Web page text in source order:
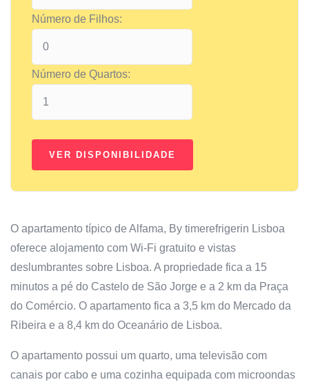
Número de Filhos:
Número de Quartos:
O apartamento típico de Alfama, By timerefrigerin Lisboa
oferece alojamento com Wi-Fi gratuito e vistas
deslumbrantes sobre Lisboa. A propriedade fica a 15
minutos a pé do Castelo de São Jorge e a 2 km da Praça
do Comércio. O apartamento fica a 3,5 km do Mercado da
Ribeira e a 8,4 km do Oceanário de Lisboa.
O apartamento possui um quarto, uma televisão com
canais por cabo e uma cozinha equipada com microondas